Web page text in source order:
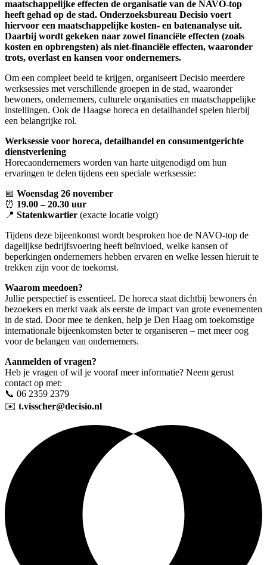
maatschappelijke effecten de organisatie van de NAVO-top
heeft gehad op de stad. Onderzoeksbureau Decisio voert
hiervoor een maatschappelijke kosten- en batenanalyse uit.
Daarbij wordt gekeken naar zowel financiële effecten (zoals
kosten en opbrengsten) als niet-financiële effecten, waaronder
trots, overlast en kansen voor ondernemers.
Om een compleet beeld te krijgen, organiseert Decisio meerdere
werksessies met verschillende groepen in de stad, waaronder
bewoners, ondernemers, culturele organisaties en maatschappelijke
instellingen. Ook de Haagse horeca en detailhandel spelen hierbij
een belangrijke rol.
Werksessie voor horeca, detailhandel en consumentgerichte
dienstverlening
Horecaondernemers worden van harte uitgenodigd om hun
ervaringen te delen tijdens een speciale werksessie:
📅 Woensdag 26 november
⏰ 19.00 – 20.30 uur
📍 Statenkwartier (exacte locatie volgt)
Tijdens deze bijeenkomst wordt besproken hoe de NAVO-top de
dagelijkse bedrijfsvoering heeft beïnvloed, welke kansen of
beperkingen ondernemers hebben ervaren en welke lessen hieruit te
trekken zijn voor de toekomst.
Waarom meedoen?
Jullie perspectief is essentieel. De horeca staat dichtbij bewoners én
bezoekers en merkt vaak als eerste de impact van grote evenementen
in de stad. Door mee te denken, help je Den Haag om toekomstige
internationale bijeenkomsten beter te organiseren – met meer oog
voor de belangen van ondernemers.
Aanmelden of vragen?
Heb je vragen of wil je vooraf meer informatie? Neem gerust
contact op met:
📞 06 2359 2379
✉️ t.visscher@decisio.nl